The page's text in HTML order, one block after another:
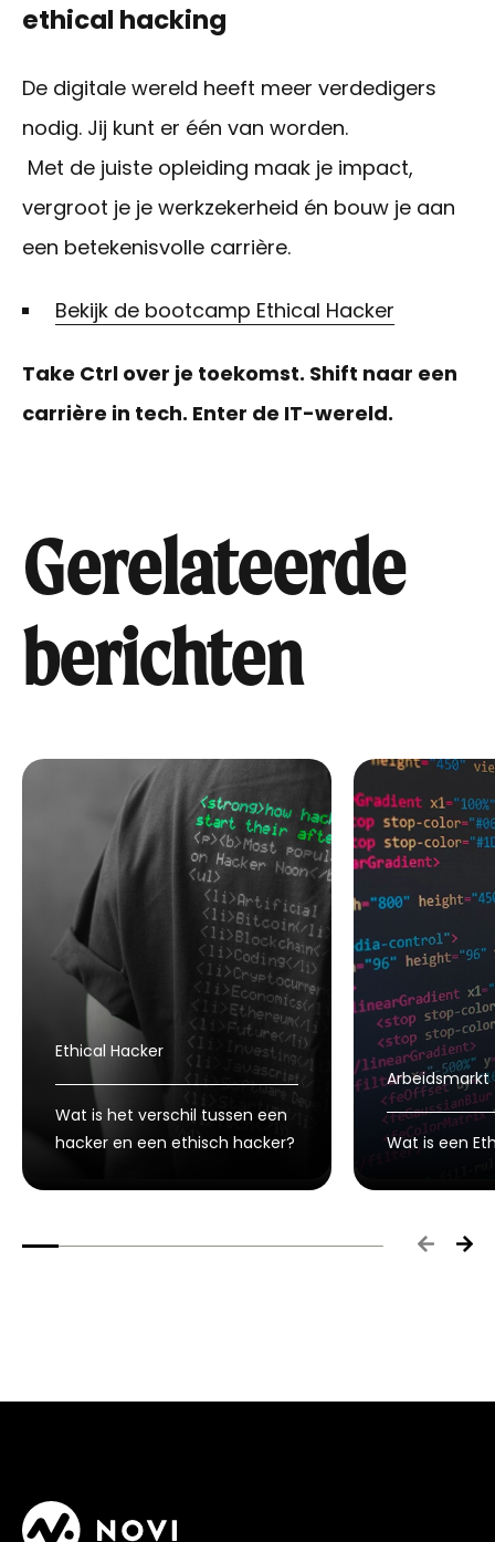
ethical hacking
De digitale wereld heeft meer verdedigers
nodig. Jij kunt er één van worden.
Met de juiste opleiding maak je impact,
vergroot je je werkzekerheid én bouw je aan
een betekenisvolle carrière.
Bekijk de bootcamp Ethical Hacker
Take Ctrl over je toekomst. Shift naar een
carrière in tech. Enter de IT-wereld.
Gerelateerde
berichten
Ethical Hacker
Wat is het verschil tussen een
hacker en een ethisch hacker?
Arbeidsmarkt
Wat is een